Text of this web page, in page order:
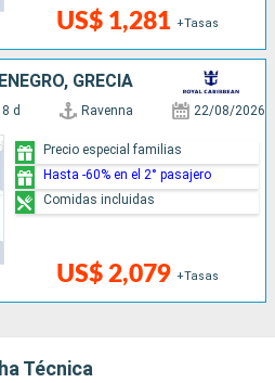
US$ 1,281 +Tasas
GRECIA
8 d Ravenna 22/08/2026
US$ 2,079 +Tasas
Precio especial familias
Hasta -60% en el 2° pasajero
Comidas incluidas
Técnica